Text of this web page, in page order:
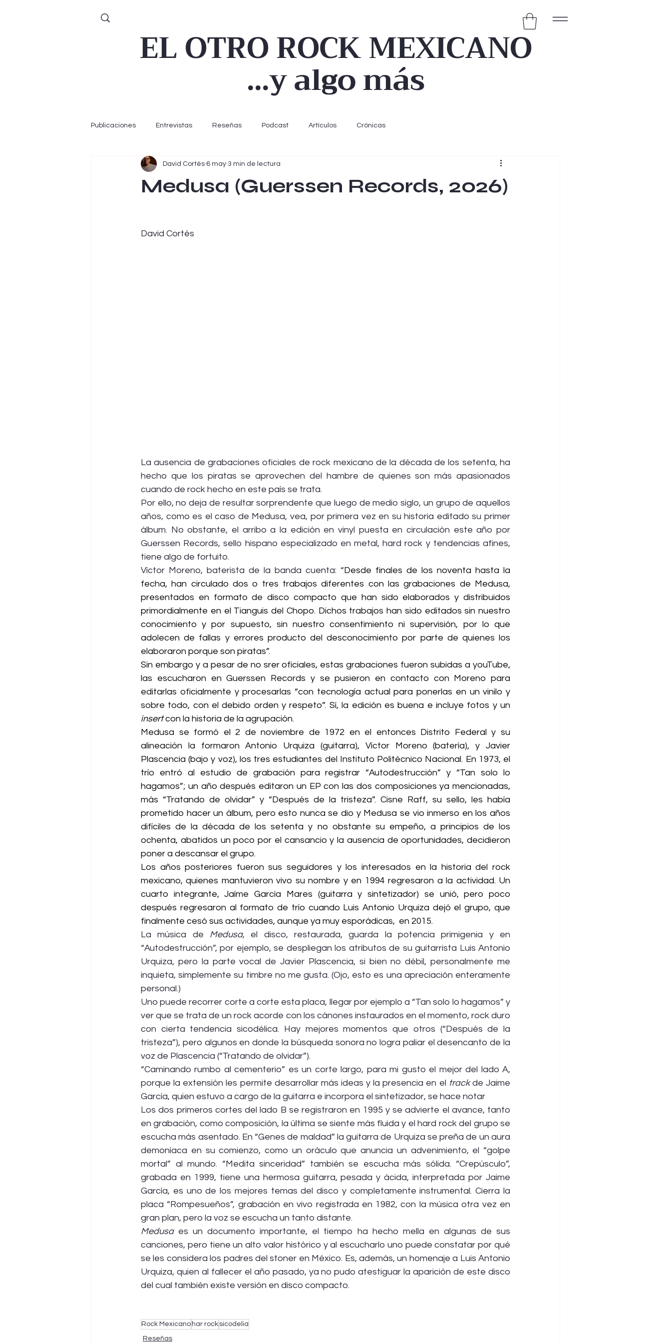
EL OTRO ROCK MEXICANO
...y algo más
Publicaciones Entrevistas Reseñas Podcast Artículos Crónicas
Medusa (Guerssen Records, 2026)
David Cortés 6 may 3 min de lectura
David Cortés
La ausencia de grabaciones oficiales de rock mexicano de la década de los setenta, ha
hecho que los piratas se aprovechen del hambre de quienes son más apasionados
cuando de rock hecho en este país se trata.
Por ello, no deja de resultar sorprendente que luego de medio siglo, un grupo de aquellos
años, como es el caso de Medusa, vea, por primera vez en su historia editado su primer
álbum. No obstante, el arribo a la edición en vinyl puesta en circulación este año por
Guerssen Records, sello hispano especializado en metal, hard rock y tendencias afines,
tiene algo de fortuito.
Víctor Moreno, baterista de la banda cuenta: “ Desde finales de los noventa hasta la
fecha, han circulado dos o tres trabajos diferentes con las grabaciones de Medusa,
presentados en formato de disco compacto que han sido elaborados y distribuidos
primordialmente en el Tianguis del Chopo. Dichos trabajos han sido editados sin nuestro
conocimiento y por supuesto, sin nuestro consentimiento ni supervisión, por lo que
adolecen de fallas y errores producto del desconocimiento por parte de quienes los
elaboraron porque son piratas”.
Sin embargo y a pesar de no srer oficiales, estas grabaciones fueron subidas a youTube,
las escucharon en Guerssen Records y se pusieron en contacto con Moreno para
editarlas oficialmente y procesarlas “con tecnología actual para ponerlas en un vinilo y
insert con la historia de la agrupación.
Medusa se formó el 2 de noviembre de 1972 en el entonces Distrito Federal y su
alineación la formaron Antonio Urquiza (guitarra), Víctor Moreno (batería), y Javier
Plascencia (bajo y voz), los tres estudiantes del Instituto Politécnico Nacional. En 1973, el
trío entró al estudio de grabación para registrar “Autodestrucción” y “Tan solo lo
hagamos”; un año después editaron un EP con las dos composiciones ya mencionadas,
más “Tratando de olvidar” y “Después de la tristeza”. Cisne Raff, su sello, les había
prometido hacer un álbum, pero esto nunca se dio y Medusa se vio inmerso en los años
difíciles de la década de los setenta y no obstante su empeño, a principios de los
ochenta, abatidos un poco por el cansancio y la ausencia de oportunidades, decidieron
poner a descansar el grupo.
Los años posteriores fueron sus seguidores y los interesados en la historia del rock
mexicano, quienes mantuvieron vivo su nombre y en 1994 regresaron a la actividad. Un
cuarto integrante, Jaíme García Mares (guitarra y sintetizador) se unió, pero poco
después regresaron al formato de trío cuando Luis Antonio Urquiza dejó el grupo, que
finalmente cesó sus actividades, aunque ya muy esporádicas,  en 2015.
La música de Medusa, el disco, restaurada, guarda la potencia primigenia y en
“Autodestrucción”, por ejemplo, se despliegan los atributos de su guitarrista Luis Antonio
Urquiza, pero la parte vocal de Javier Plascencia, si bien no débil, personalmente me
inquieta, simplemente su timbre no me gusta. (Ojo, esto es una apreciación enteramente
personal.)
Uno puede recorrer corte a corte esta placa, llegar por ejemplo a “Tan solo lo hagamos” y
ver que se trata de un rock acorde con los cánones instaurados en el momento, rock duro
con cierta tendencia sicodélica. Hay mejores momentos que otros (“Después de la
tristeza”), pero algunos en donde la búsqueda sonora no logra paliar el desencanto de la
voz de Plascencia (“Tratando de olvidar”).
“Caminando rumbo al cementerio” es un corte largo, para mi gusto el mejor del lado A,
porque la extensión les permite desarrollar más ideas y la presencia en el track de Jaime
García, quien estuvo a cargo de la guitarra e incorpora el sintetizador, se hace notar
Los dos primeros cortes del lado B se registraron en 1995 y se advierte el avance, tanto
en grabación, como composición, la última se siente más fluida y el hard rock del grupo se
escucha más asentado. En “Genes de maldad” la guitarra de Urquiza se preña de un aura
demoníaca en su comienzo, como un oráculo que anuncia un advenimiento, el “golpe
mortal” al mundo. “Medita sinceridad” también se escucha más sólida. “Crepúsculo”,
grabada en 1999, tiene una hermosa guitarra, pesada y ácida, interpretada por Jaime
García, es uno de los mejores temas del disco y completamente instrumental. Cierra la
placa “Rompesueños”, grabación en vivo registrada en 1982, con la música otra vez en
gran plan, pero la voz se escucha un tanto distante.
Medusa es un documento importante, el tiempo ha hecho mella en algunas de sus
canciones, pero tiene un alto valor histórico y al escucharlo uno puede constatar por qué
se les considera los padres del stoner en México. Es, además, un homenaje a Luis Antonio
Urquiza, quien al fallecer el año pasado, ya no pudo atestiguar la aparición de este disco
del cual también existe versión en disco compacto.
Rock Mexicano har rock sicodelia
Reseñas